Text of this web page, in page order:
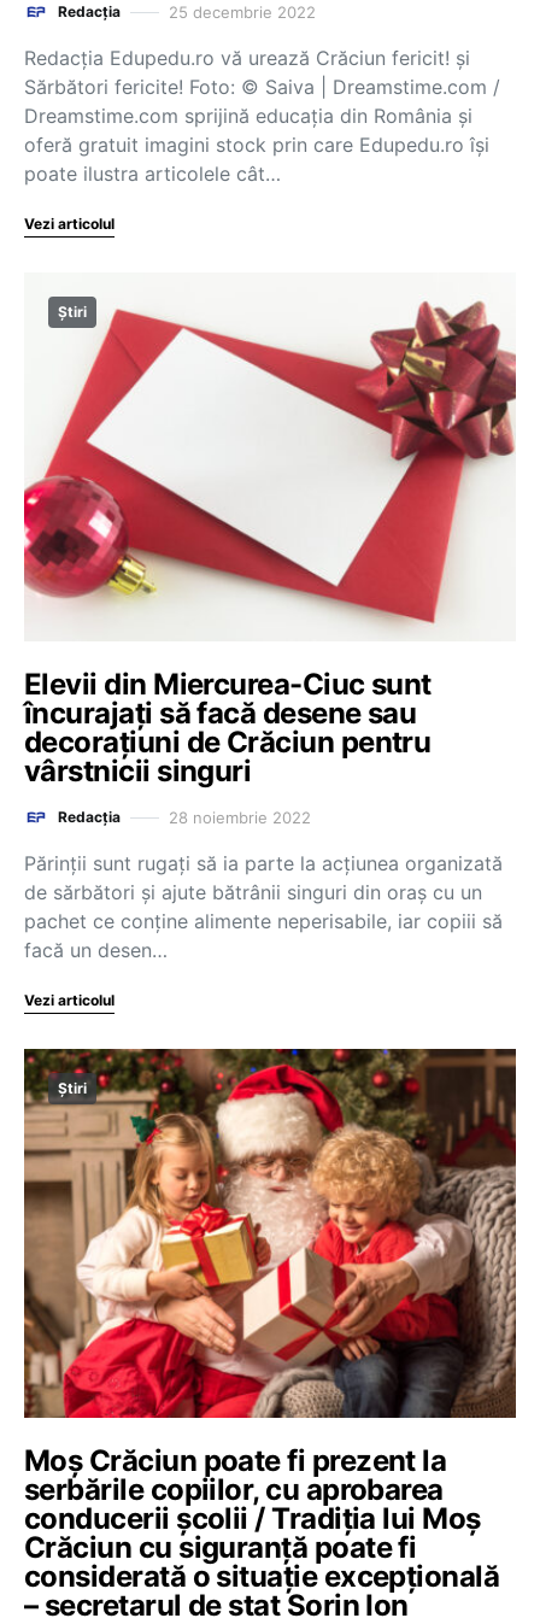
Redacția 25 decembrie 2022
Redacția Edupedu.ro vă urează Crăciun fericit! și
Sărbători fericite! Foto: © Saiva | Dreamstime.com /
Dreamstime.com sprijină educaţia din România şi
oferă gratuit imagini stock prin care Edupedu.ro îşi
poate ilustra articolele cât…
Vezi articolul
Știri
Elevii din Miercurea-Ciuc sunt
încurajați să facă desene sau
decorațiuni de Crăciun pentru
vârstnicii singuri
Redacția 28 noiembrie 2022
Părinții sunt rugați să ia parte la acțiunea organizată
de sărbători și ajute bătrânii singuri din oraș cu un
pachet ce conține alimente neperisabile, iar copiii să
facă un desen…
Vezi articolul
Știri
Moș Crăciun poate fi prezent la
serbările copiilor, cu aprobarea
conducerii școlii / Tradiția lui Moș
Crăciun cu siguranță poate fi
considerată o situație excepțională
– secretarul de stat Sorin Ion